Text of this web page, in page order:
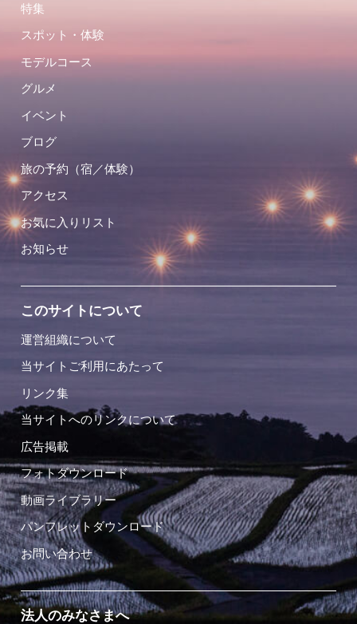
特集
スポット・体験
モデルコース
グルメ
イベント
ブログ
旅の予約（宿／体験）
アクセス
お気に入りリスト
お知らせ
このサイトについて
運営組織について
当サイトご利用にあたって
リンク集
当サイトへのリンクについて
広告掲載
フォトダウンロード
動画ライブラリー
パンフレットダウンロード
お問い合わせ
法人のみなさまへ